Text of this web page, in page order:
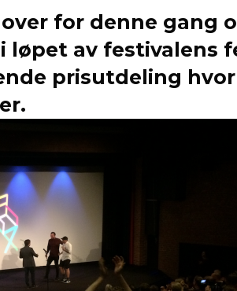
for denne gang
løpet av festivalens
prisutdeling